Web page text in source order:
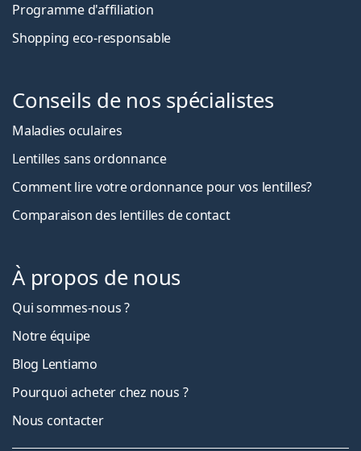
Programme d'affiliation
Shopping eco-responsable
Conseils de nos spécialistes
Maladies oculaires
Lentilles sans ordonnance
Comment lire votre ordonnance pour vos lentilles?
Comparaison des lentilles de contact
À propos de nous
Qui sommes-nous ?
Notre équipe
Blog Lentiamo
Pourquoi acheter chez nous ?
Nous contacter